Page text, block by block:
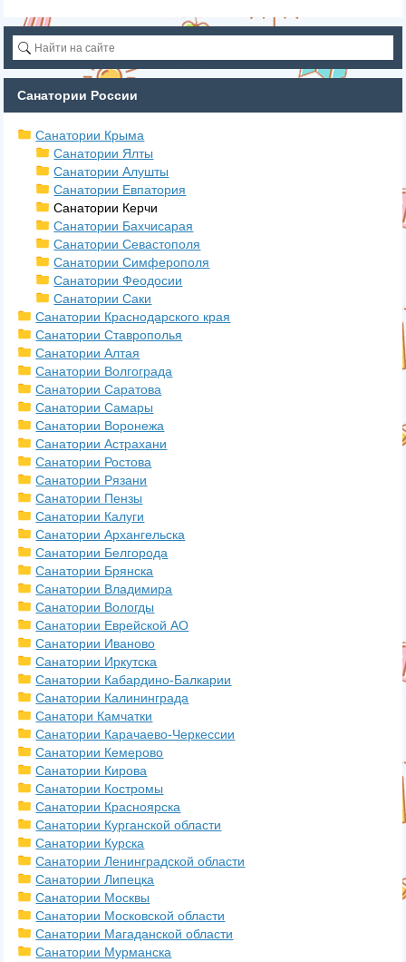
Санатории России
Санатории Крыма
Санатории Ялты
Санатории Алушты
Санатории Евпатория
Санатории Керчи
Санатории Бахчисарая
Санатории Севастополя
Санатории Симферополя
Санатории Феодосии
Санатории Саки
Санатории Краснодарского края
Санатории Ставрополья
Санатории Алтая
Санатории Волгограда
Санатории Саратова
Санатории Самары
Санатории Воронежа
Санатории Астрахани
Санатории Ростова
Санатории Рязани
Санатории Пензы
Санатории Калуги
Санатории Архангельска
Санатории Белгорода
Санатории Брянска
Санатории Владимира
Санатории Вологды
Санатории Еврейской АО
Санатории Иваново
Санатории Иркутска
Санатории Кабардино-Балкарии
Санатории Калининграда
Санатори Камчатки
Санатории Карачаево-Черкессии
Санатории Кемерово
Санатории Кирова
Санатории Костромы
Санатории Красноярска
Санатории Курганской области
Санатории Курска
Санатории Ленинградской области
Санатории Липецка
Санатории Москвы
Санатории Московской области
Санатории Магаданской области
Санатории Мурманска